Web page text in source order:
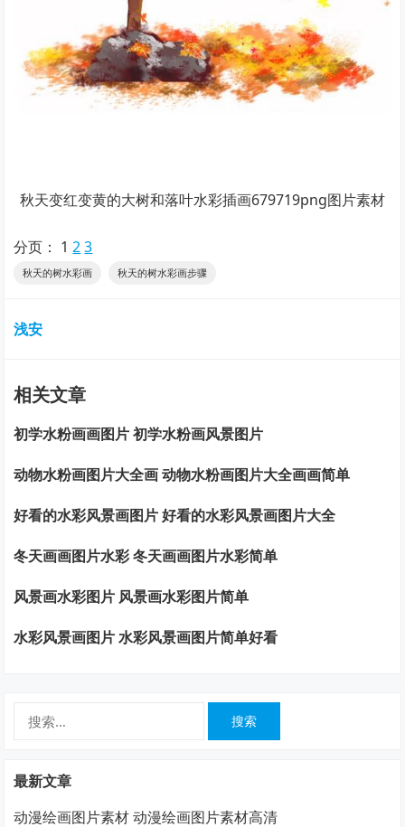
秋天变红变黄的大树和落叶水彩插画679719png图片素材
分页： 1 2 3
秋天的树水彩画 秋天的树水彩画步骤
浅安
相关文章
初学水粉画画图片 初学水粉画风景图片
动物水粉画图片大全画 动物水粉画图片大全画画简单
好看的水彩风景画图片 好看的水彩风景画图片大全
冬天画画图片水彩 冬天画画图片水彩简单
风景画水彩图片 风景画水彩图片简单
水彩风景画图片 水彩风景画图片简单好看
最新文章
动漫绘画图片素材 动漫绘画图片素材高清